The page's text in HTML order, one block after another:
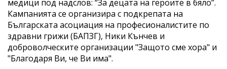
медици под надслов: “За децата на героите в бяло”.
Кампанията се организира с подкрепата на
Българската асоциация на професионалистите по
здравни грижи (БАПЗГ), Ники Кънчев и
доброволческите организации "Защото сме хора" и
"Благодаря Ви, че Ви има".